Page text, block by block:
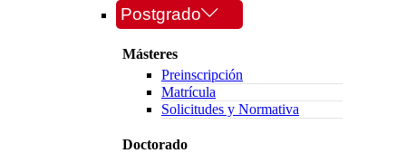
Postgrado
Másteres
Preinscripción
Matrícula
Solicitudes y Normativa
Doctorado